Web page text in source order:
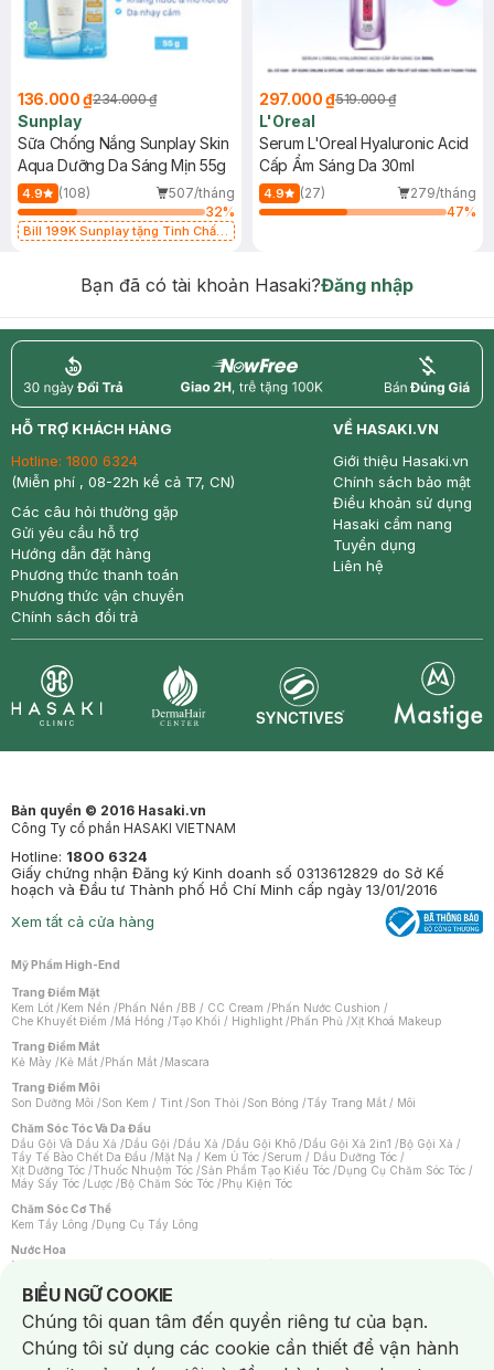
136.000 ₫234.000 ₫
Sunplay
Sữa Chống Nắng Sunplay Skin
Aqua Dưỡng Da Sáng Mịn 55g
4.9 (108)
507/tháng
32%
Bill 199K Sunplay tặng Tinh Chất
297.000 ₫519.000 ₫
L'Oreal
Serum L'Oreal Hyaluronic Acid
Cấp Ẩm Sáng Da 30ml
4.9 (27)
279/tháng
47%
Bạn đã có tài khoản Hasaki?Đăng nhập
return nowfree price
HỖ TRỢ KHÁCH HÀNG
Hotline: 1800 6324
(Miễn phí , 08-22h kể cả T7, CN)
Các câu hỏi thường gặp
Gửi yêu cầu hỗ trợ
Hướng dẫn đặt hàng
Phương thức thanh toán
Phương thức vận chuyển
Chính sách đổi trả
VỀ HASAKI.VN
Giới thiệu Hasaki.vn
Chính sách bảo mật
Điều khoản sử dụng
Hasaki cẩm nang
Tuyển dụng
Liên hệ
Bản quyền © 2016 Hasaki.vn
Công Ty cổ phần HASAKI VIETNAM
Hotline: 1800 6324
Giấy chứng nhận Đăng ký Kinh doanh số 0313612829 do Sở Kế
hoạch và Đầu tư Thành phố Hồ Chí Minh cấp ngày 13/01/2016
Xem tất cả cửa hàng
Mỹ Phẩm High-End
Trang Điểm Mặt
Kem Lót /Kem Nền /Phấn Nền /BB / CC Cream /Phấn Nước Cushion /
Che Khuyết Điểm /Má Hồng /Tạo Khối / Highlight /Phấn Phủ /Xịt Khoá Makeup
Trang Điểm Mắt
Kẻ Mày /Kẻ Mắt /Phấn Mắt /Mascara
Trang Điểm Môi
Son Dưỡng Môi /Son Kem / Tint /Son Thỏi /Son Bóng /Tẩy Trang Mắt / Môi
Chăm Sóc Tóc Và Da Đầu
Dầu Gội Và Dầu Xả /Dầu Gội /Dầu Xả /Dầu Gội Khô /Dầu Gội Xả 2in1 /Bộ Gội Xả /
Tẩy Tế Bào Chết Da Đầu /Mặt Nạ / Kem Ủ Tóc /Serum / Dầu Dưỡng Tóc /
Xịt Dưỡng Tóc /Thuốc Nhuộm Tóc /Sản Phẩm Tạo Kiểu Tóc /Dụng Cụ Chăm Sóc Tóc /
Máy Sấy Tóc /Lược /Bộ Chăm Sóc Tóc /Phụ Kiện Tóc
Chăm Sóc Cơ Thể
Kem Tẩy Lông /Dụng Cụ Tẩy Lông
Nước Hoa
Nước Hoa Nữ
Chăm Sóc Cá Nhân
Chống Muỗi /Khẩu Trang /Máy Massage/Mặt Nạ Xông Hơi /Nước Rửa Tay/
Sản Phẩm Chăm Sóc Khác /Bàn Chải Đánh Răng /Bàn Chải Điện/
Hỗ Trợ Trắng Răng/Kem Đánh Răng /Máy Tăm Nước/ Nước Súc Miệng/
Tăm / Chỉ Nha Khoa/ Xịt Thơm Miệng / Dung Dịch Vệ Sinh/Dưỡng Vùng Kín/
BIỂU NGỮ COOKIE
Notice about cookies usage
Chúng tôi quan tâm đến quyền riêng tư của bạn.
Chúng tôi sử dụng các cookie cần thiết để vận hành